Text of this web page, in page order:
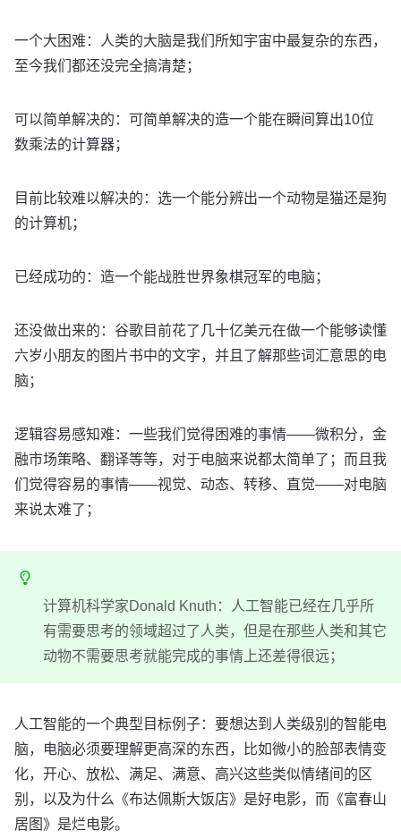
一个大困难：人类的大脑是我们所知宇宙中最复杂的东西，
至今我们都还没完全搞清楚；
可以简单解决的：可简单解决的造一个能在瞬间算出10位
数乘法的计算器；
目前比较难以解决的：选一个能分辨出一个动物是猫还是狗
的计算机；
已经成功的：造一个能战胜世界象棋冠军的电脑；
还没做出来的：谷歌目前花了几十亿美元在做一个能够读懂
六岁小朋友的图片书中的文字，并且了解那些词汇意思的电
脑；
逻辑容易感知难：一些我们觉得困难的事情——微积分，金
融市场策略、翻译等等，对于电脑来说都太简单了；而且我
们觉得容易的事情——视觉、动态、转移、直觉——对电脑
来说太难了；
计算机科学家Donald Knuth：人工智能已经在几乎所
有需要思考的领域超过了人类，但是在那些人类和其它
动物不需要思考就能完成的事情上还差得很远；
人工智能的一个典型目标例子：要想达到人类级别的智能电
脑，电脑必须要理解更高深的东西，比如微小的脸部表情变
化，开心、放松、满足、满意、高兴这些类似情绪间的区
别，以及为什么《布达佩斯大饭店》是好电影，而《富春山
居图》是烂电影。